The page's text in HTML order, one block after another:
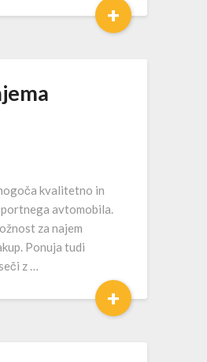
+
kvalitetno in
avtomobila.
za najem
Ponuja tudi
z …
+